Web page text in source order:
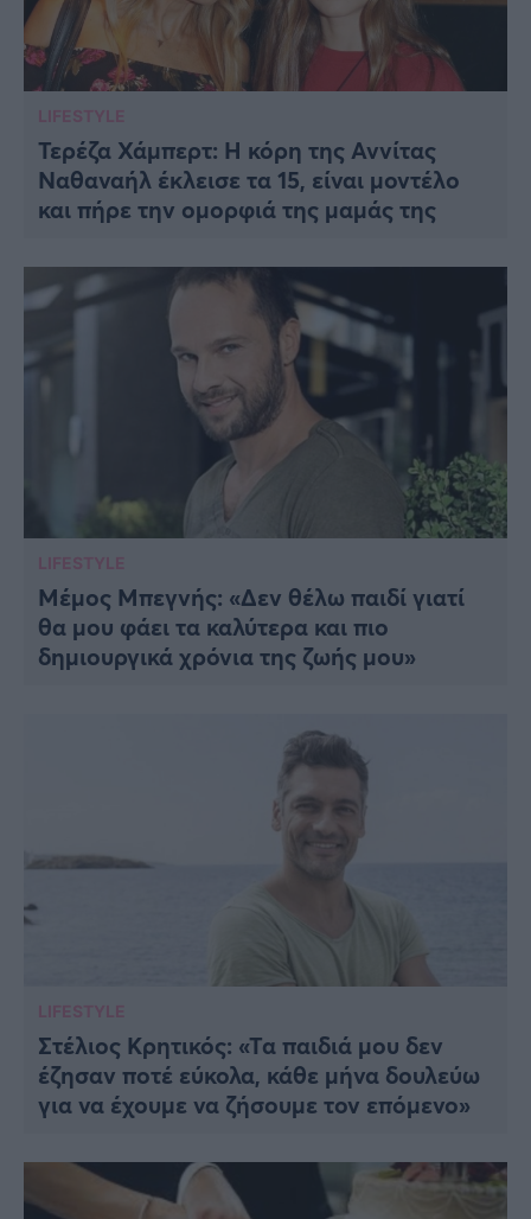
LIFESTYLE
Τερέζα Χάμπερτ: Η κόρη της Αννίτας
Ναθαναήλ έκλεισε τα 15, είναι μοντέλο
και πήρε την ομορφιά της μαμάς της
LIFESTYLE
Μέμος Μπεγνής: «Δεν θέλω παιδί γιατί
θα μου φάει τα καλύτερα και πιο
δημιουργικά χρόνια της ζωής μου»
LIFESTYLE
Στέλιος Κρητικός: «Τα παιδιά μου δεν
έζησαν ποτέ εύκολα, κάθε μήνα δουλεύω
για να έχουμε να ζήσουμε τον επόμενο»